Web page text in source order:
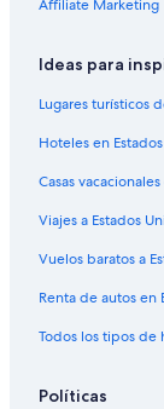
Hoteles en
Hoteles en
Hoteles 3
Hoteles 4
Apart-Hoteles en
B&B Hotels en
Affiliate Marketing
Ideas para
Lugares turísticos
Hoteles en
Casas
Viajes a Estados
Vuelos baratos a
Renta de autos en
Todos los tipos de
Políticas